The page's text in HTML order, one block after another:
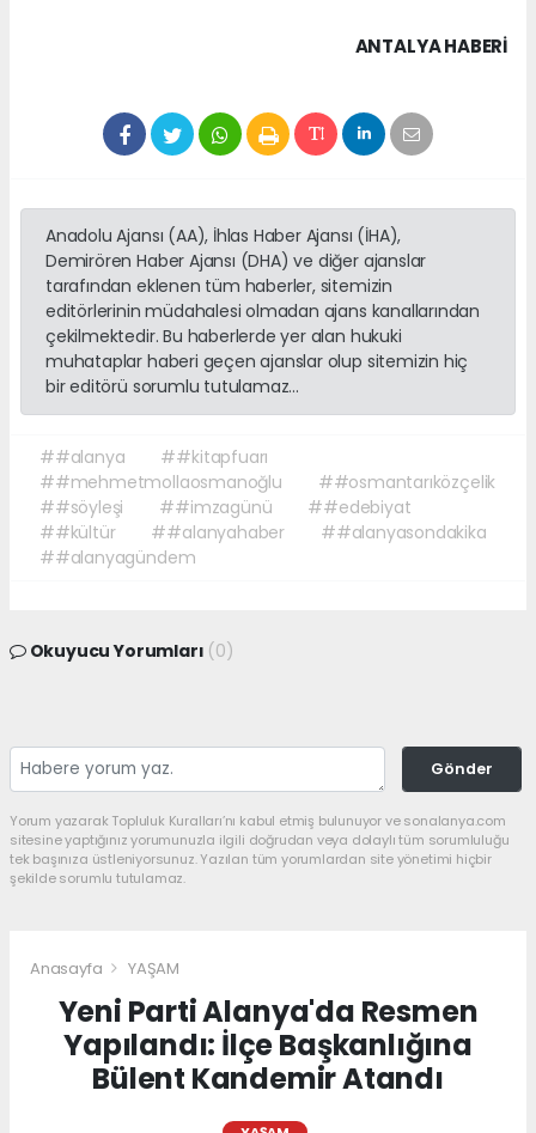
ANTALYA HABERİ
Anadolu Ajansı (AA), İhlas Haber Ajansı (İHA),
Demirören Haber Ajansı (DHA) ve diğer ajanslar
tarafından eklenen tüm haberler, sitemizin
editörlerinin müdahalesi olmadan ajans kanallarından
çekilmektedir. Bu haberlerde yer alan hukuki
muhataplar haberi geçen ajanslar olup sitemizin hiç
bir editörü sorumlu tutulamaz...
##alanya
##kitapfuarı
##mehmetmollaosmanoğlu
##osmantarıközçelik
##söyleşi
##imzagünü
##edebiyat
##kültür
##alanyahaber
##alanyasondakika
##alanyagündem
Okuyucu Yorumları (0)
Gönder
Yorum yazarak Topluluk Kuralları’nı kabul etmiş bulunuyor ve sonalanya.com
sitesine yaptığınız yorumunuzla ilgili doğrudan veya dolaylı tüm sorumluluğu
tek başınıza üstleniyorsunuz. Yazılan tüm yorumlardan site yönetimi hiçbir
şekilde sorumlu tutulamaz.
Anasayfa YAŞAM
Yeni Parti Alanya'da Resmen
Yapılandı: İlçe Başkanlığına
Bülent Kandemir Atandı